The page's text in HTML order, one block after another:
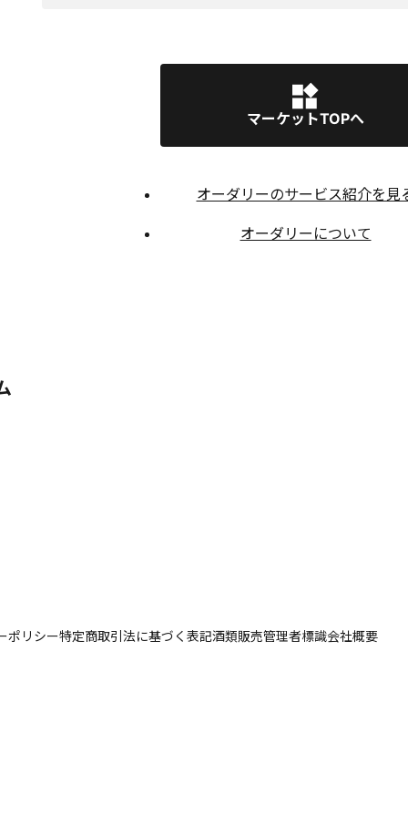
マーケットTOPへ
オーダリーのサービス紹介を見
オーダリーについて
ポリシー特定商取引法に基づく表記酒類販売管理者標識会社概要